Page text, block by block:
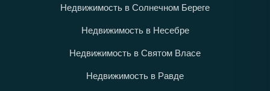
Недвижимость в Солнечном Береге
Недвижимость в Несебре
Недвижимость в Святом Власе
Недвижимость в Равде